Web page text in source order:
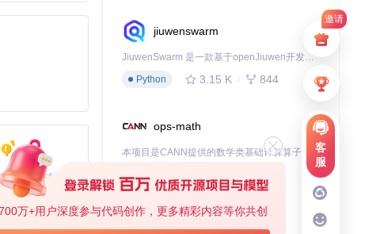
邀请
客
服
万+用户深度参与代码创作，更多精彩内容等你共创
作。
基于Python的Xiaozhi AI，适用于想要完整Xiaozhi体验而无需拥有专用硬件的用户。
jiuwenswarm
JiuwenSwarm 是一款基于openJiuwen开发的智能AI Agent，它能够将大语言模型的强大能力，通过你日常使用的各类通讯应用，直接延伸至你的指尖。
Python
3.15 K 844
ops-math
C++
deveco-code